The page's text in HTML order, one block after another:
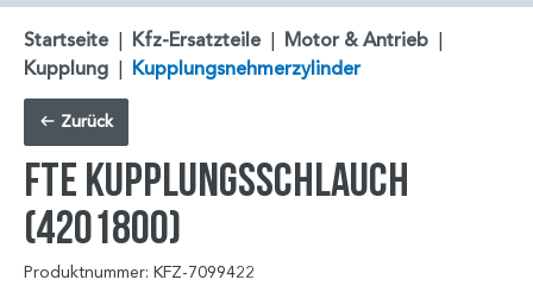
Startseite | Kfz-Ersatzteile | Motor & Antrieb |
Kupplung | Kupplungsnehmerzylinder
Zurück
FTE Kupplungsschlauch
(4201800)
Produktnummer: KFZ-7099422